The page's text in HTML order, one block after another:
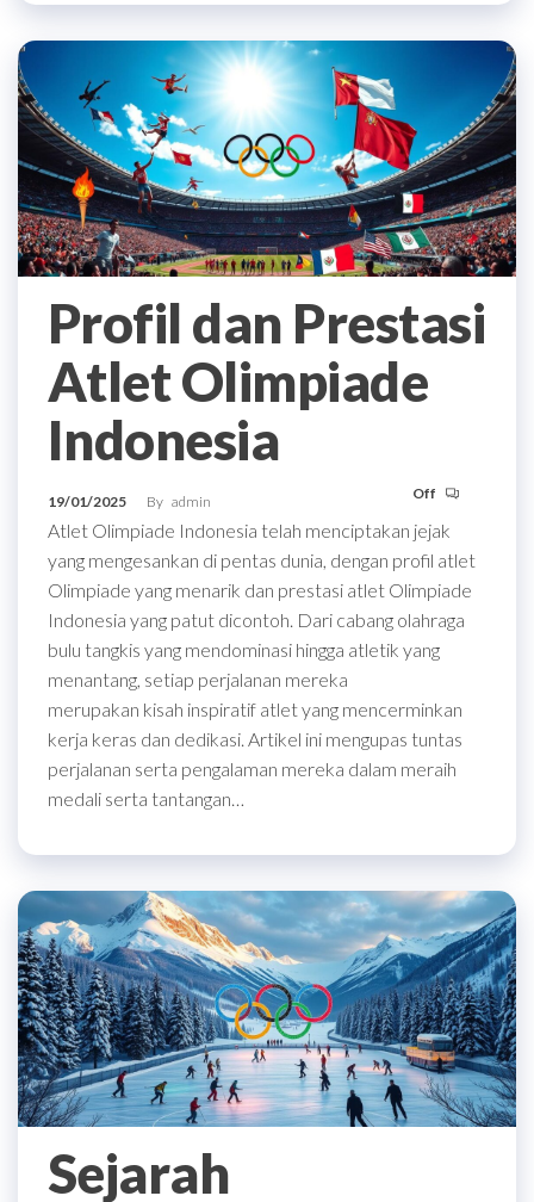
Profil dan Prestasi
Atlet Olimpiade
Indonesia
19/01/2025 By admin Off
Atlet Olimpiade Indonesia telah menciptakan jejak
yang mengesankan di pentas dunia, dengan profil atlet
Olimpiade yang menarik dan prestasi atlet Olimpiade
Indonesia yang patut dicontoh. Dari cabang olahraga
bulu tangkis yang mendominasi hingga atletik yang
menantang, setiap perjalanan mereka
merupakan kisah inspiratif atlet yang mencerminkan
kerja keras dan dedikasi. Artikel ini mengupas tuntas
perjalanan serta pengalaman mereka dalam meraih
medali serta tantangan…
Sejarah